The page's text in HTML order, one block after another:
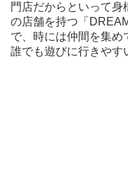
門店だからといって
の店舗を持つ「
で、時には仲間を集
誰でも遊びに行きやす